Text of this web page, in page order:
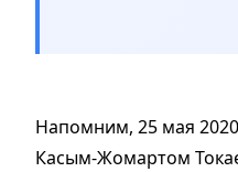
Напомним, 25 мая
Касым-Жомартом